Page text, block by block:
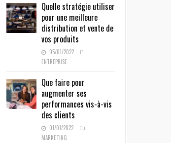
Quelle stratégie utiliser
pour une meilleure
distribution et vente de
vos produits
05/01/2022
ENTREPRISE
Que faire pour
augmenter ses
performances vis-à-vis
des clients
01/01/2022
MARKETING